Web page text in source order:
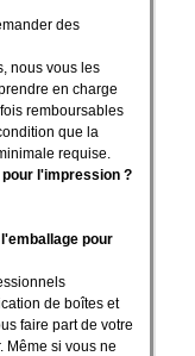
des
nous vous les
en charge
remboursables
que la
requise.
l'impression ?
pour
de boîtes et
faire part de votre
Même si vous ne